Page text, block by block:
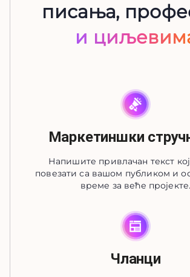
писања,
и
Маркетиншки
Напишите привлачан текст
повезати са вашом публиком и
време за веће пројекте.
Чланци